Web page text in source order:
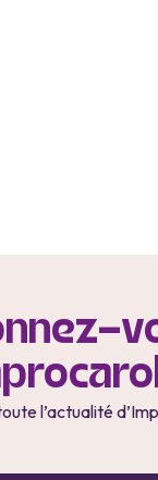
l’actualité